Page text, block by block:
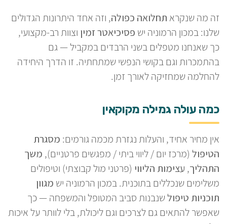
זה מה שנקרא תחלואה כפולה, וזה אחד היתרונות הגדולים
שלנו: במכון הרמוניה יש פסיכיאטר זמין וצוות רב-מקצועי,
כך שאנחנו מטפלים בשני הרבדים במקביל — גם
בהתמכרות וגם בקושי הנפשי שמתחתיה. זו הדרך היחידה
להחלמה שמחזיקה לאורך זמן.
כמה עולה גמילה מקוקאין
אין מחיר אחיד, והעלות נגזרת מכמה גורמים: מסגרת
הטיפול (מרכז יום / ליווי ביתי / מפגשים פרטניים), משך
התהליך, עצימות הליווי (פרטני מול קבוצתי) וטיפולים
משלימים שנכללים בתוכנית. במכון הרמוניה יש מגוון
תוכניות טיפולשנבנות סביב המטופל והמשפחה — כך
שאפשר להתאים גם לצרכים וגם ליכולת, בלי לוותר על איכות